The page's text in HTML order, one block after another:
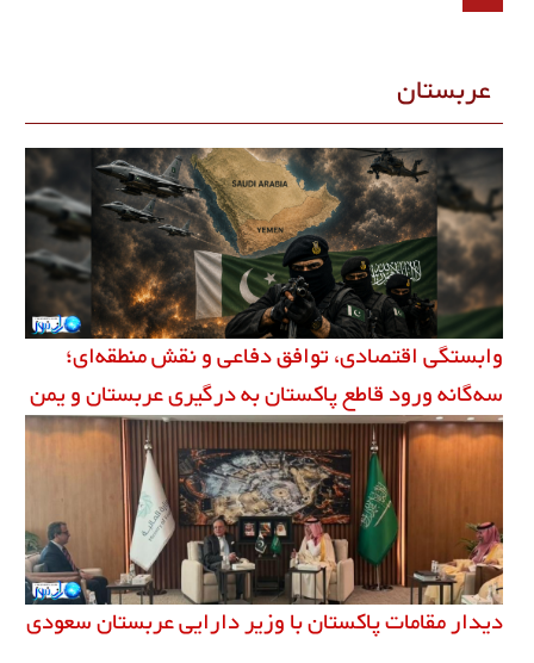
عربستان
وابستگی اقتصادی، توافق دفاعی و نقش منطقه‌ای؛
سه‌گانه ورود قاطع پاکستان به درگیری عربستان و یمن
دیدار مقامات پاکستان با وزیر دارایی عربستان سعودی